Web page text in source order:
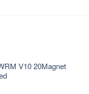
V10 20Magnet